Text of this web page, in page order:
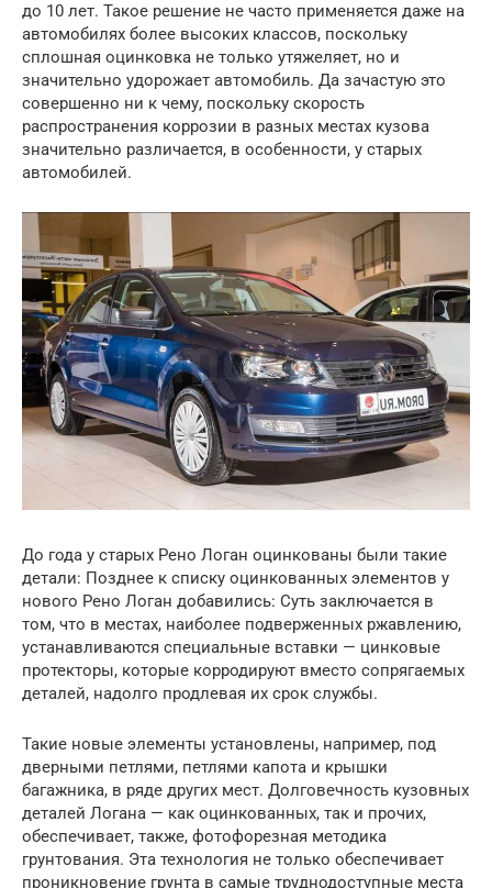
до 10 лет. Такое решение не часто применяется даже на
автомобилях более высоких классов, поскольку
сплошная оцинковка не только утяжеляет, но и
значительно удорожает автомобиль. Да зачастую это
совершенно ни к чему, поскольку скорость
распространения коррозии в разных местах кузова
значительно различается, в особенности, у старых
автомобилей.
До года у старых Рено Логан оцинкованы были такие
детали: Позднее к списку оцинкованных элементов у
нового Рено Логан добавились: Суть заключается в
том, что в местах, наиболее подверженных ржавлению,
устанавливаются специальные вставки — цинковые
протекторы, которые корродируют вместо сопрягаемых
деталей, надолго продлевая их срок службы.
Такие новые элементы установлены, например, под
дверными петлями, петлями капота и крышки
багажника, в ряде других мест. Долговечность кузовных
деталей Логана — как оцинкованных, так и прочих,
обеспечивает, также, фотофорезная методика
грунтования. Эта технология не только обеспечивает
проникновение грунта в самые труднодоступные места